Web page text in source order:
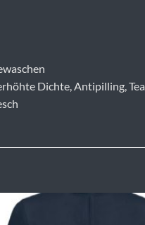
Dichte, Antipilling,